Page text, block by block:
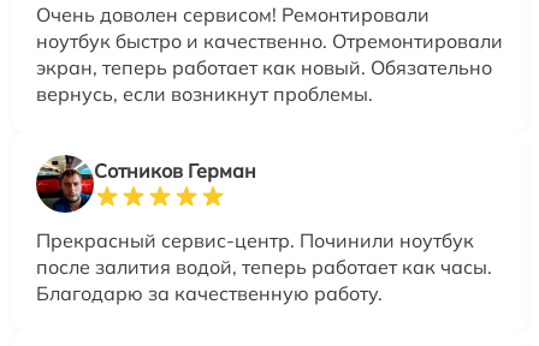
Очень доволен сервисом! Ремонтировали
ноутбук быстро и качественно. Отремонтировали
экран, теперь работает как новый. Обязательно
вернусь, если возникнут проблемы.
Сотников Герман
Прекрасный сервис-центр. Починили ноутбук
после залития водой, теперь работает как часы.
Благодарю за качественную работу.